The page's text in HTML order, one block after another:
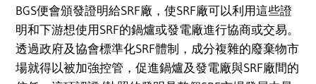
BGS便會頒發證明給SRF廠，使SRF廠可以利用這些證
明和下游想使用SRF的鍋爐或發電廠進行協商或交易。
透過政府及協會標準化SRF體制，成分複雜的廢棄物市
場就得以被加強控管，促進鍋爐及發電廠與SRF廠間的